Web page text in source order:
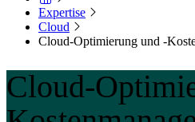
Expertise
Cloud
Cloud-Optimierung und -
Cloud-